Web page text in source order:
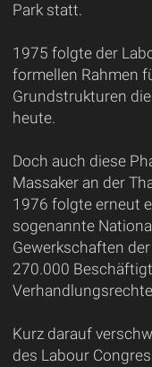
Park statt.
1975 folgte der
formellen Rahmen
Grundstrukturen
heute.
Doch auch diese
Massaker an der
1976 folgte erneut
sogenannte
Gewerkschaften
270.000
Kurz darauf
des Labour